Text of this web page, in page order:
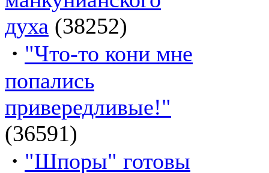
духа (38252)
· "Что-то кони мне
попались
привередливые!"
(36591)
· "Шпоры" готовы